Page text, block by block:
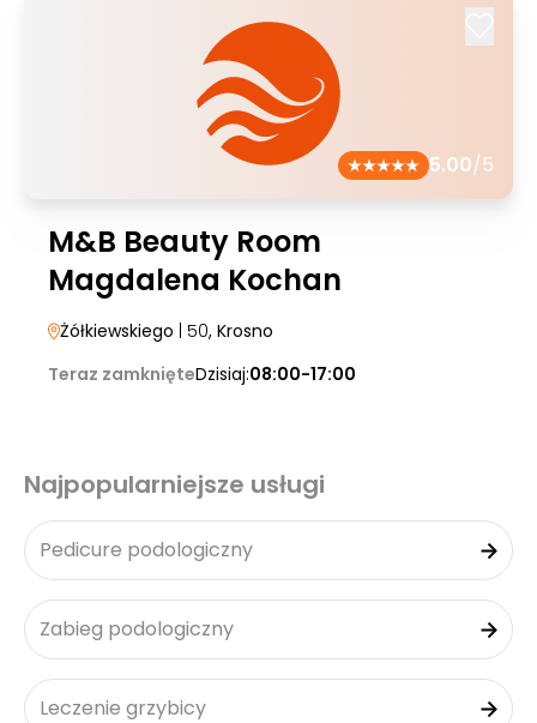
5.00/5
M&B Beauty Room
Magdalena Kochan
Żółkiewskiego | 50, Krosno
Teraz zamknięteDzisiaj:08:00-17:00
Najpopularniejsze usługi
Pedicure podologiczny
Zabieg podologiczny
Leczenie grzybicy